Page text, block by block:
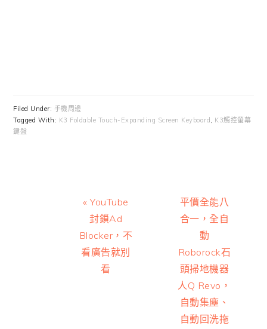
Filed Under: 手機周邊
Tagged With: K3 Foldable Touch-Expanding Screen Keyboard
K3觸控螢幕
鍵盤
Previous
Post:
« YouTube
封鎖Ad
Blocker，不
看廣告就別
看
Next
Post:
平價全能八
合一，全自
動
Roborock石
頭掃地機器
人Q Revo，
自動集塵、
自動回洗拖